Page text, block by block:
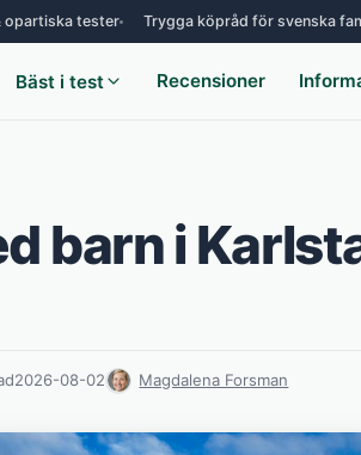
opartiska tester Trygga köpråd för svenska
Bäst i test Recensioner
barn i
2026-08-02 Magdalena Forsman